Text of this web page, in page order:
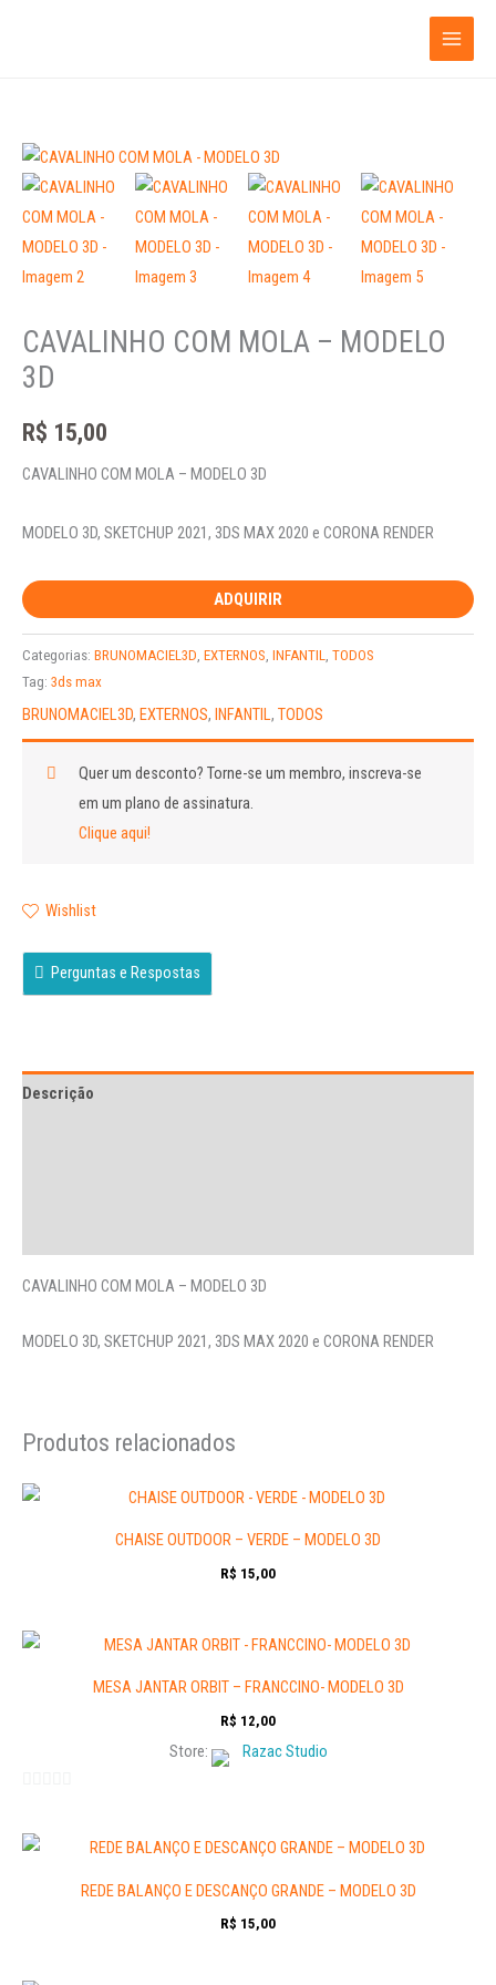
CAVALINHO COM MOLA – MODELO
3D
R$ 15,00
CAVALINHO COM MOLA – MODELO 3D
MODELO 3D, SKETCHUP 2021, 3DS MAX 2020 e CORONA RENDER
CAVALINHO
COM
MOLA
-
MODELO
quantidade
ADQUIRIR
Categorias: BRUNOMACIEL3D EXTERNOS INFANTIL
TODOS
Tag: 3ds max
BRUNOMACIEL3D, EXTERNOS, INFANTIL, TODOS
Quer um desconto?Torne-se um membro, inscreva-se
em um plano de assinatura.
Clique aqui!
Wishlist
Perguntas e Respostas
Descrição
CAVALINHO COM MOLA – MODELO 3D
MODELO 3D, SKETCHUP 2021, 3DS MAX 2020 e CORONA RENDER
Produtos relacionados
CHAISE OUTDOOR – VERDE – MODELO 3D
R$ 15,00
MESA JANTAR ORBIT – FRANCCINO- MODELO 3D
R$ 12,00
Store: Razac Studio
of
REDE BALANÇO E DESCANÇO GRANDE – MODELO 3D
R$ 15,00